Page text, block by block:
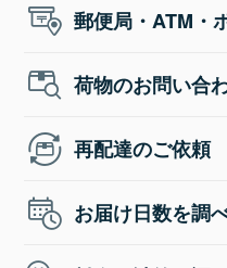
郵便局・ATM・
荷物のお問い合
再配達のご依頼
お届け日数を調